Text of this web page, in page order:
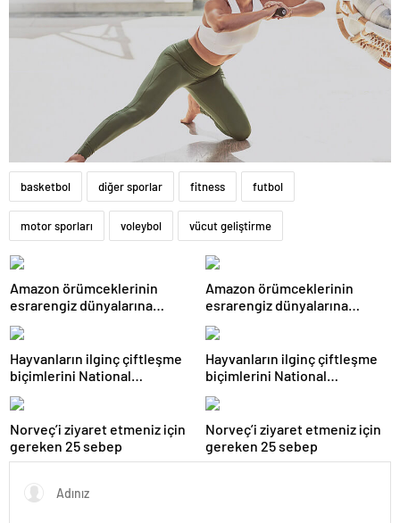
basketbol diğer sporlar fitness futbol
motor sporları voleybol vücut geliştirme
Amazon örümceklerinin
esrarengiz dünyalarına
Amazon örümceklerinin
esrarengiz dünyalarına
Hayvanların ilginç çiftleşme
biçimlerini National
Hayvanların ilginç çiftleşme
biçimlerini National
Norveç’i ziyaret etmeniz için
gereken 25 sebep
Norveç’i ziyaret etmeniz için
gereken 25 sebep